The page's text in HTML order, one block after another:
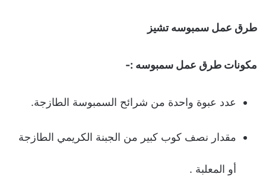
طرق عمل سمبوسه تشيز
مكونات طرق عمل سمبوسه :-
عدد عبوة واحدة من شرائح السمبوسة الطازجة.
مقدار نصف كوب كبير من الجبنة الكريمي الطازجة
أو المعلبة .